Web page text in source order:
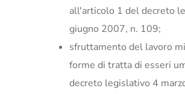
all'articolo 1 del decreto
giugno 2007, n. 109;
sfruttamento del lavoro
forme di tratta di esseri
decreto legislativo 4